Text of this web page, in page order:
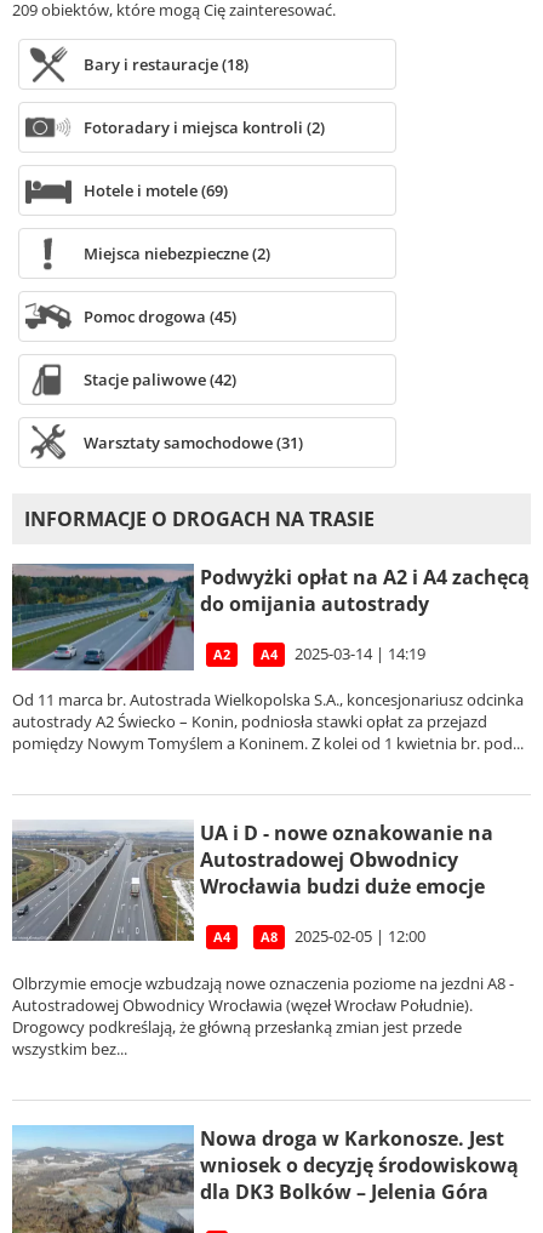
209 obiektów, które mogą Cię zainteresować.
Bary i restauracje (18)
Fotoradary i miejsca kontroli (2)
Hotele i motele (69)
Miejsca niebezpieczne (2)
Pomoc drogowa (45)
Stacje paliwowe (42)
Warsztaty samochodowe (31)
INFORMACJE O DROGACH NA TRASIE
Podwyżki opłat na A2 i A4 zachęcą
do omijania autostrady
A2 A4 2025-03-14 | 14:19
Od 11 marca br. Autostrada Wielkopolska S.A., koncesjonariusz odcinka
autostrady A2 Świecko – Konin, podniosła stawki opłat za przejazd
pomiędzy Nowym Tomyślem a Koninem. Z kolei od 1 kwietnia br. pod...
UA i D - nowe oznakowanie na
Autostradowej Obwodnicy
Wrocławia budzi duże emocje
A4 A8 2025-02-05 | 12:00
Olbrzymie emocje wzbudzają nowe oznaczenia poziome na jezdni A8 -
Autostradowej Obwodnicy Wrocławia (węzeł Wrocław Południe).
Drogowcy podkreślają, że główną przesłanką zmian jest przede
wszystkim bez...
Nowa droga w Karkonosze. Jest
wniosek o decyzję środowiskową
dla DK3 Bolków – Jelenia Góra